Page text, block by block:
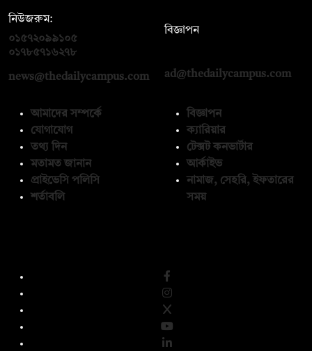
নিউজরুম:
০১৫৭২০৯৯১০৫
০১৭৮৫৭১৬২৭৮
news@thedailycampus.com
বিজ্ঞাপন
ad@thedailycampus.com
আমাদের সম্পর্কে
যোগাযোগ
তথ্য দিন
মতামত জানান
প্রাইভেসি পলিসি
শর্তাবলি
বিজ্ঞাপন
ক্যারিয়ার
টেক্সট কনভার্টার
আর্কাইভ
নামাজ, সেহরি, ইফতারের
সময়